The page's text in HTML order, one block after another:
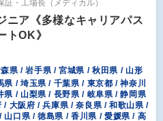
・工場長（メディカル）
ニア《多様なキャリアパス
OK》
県 / 岩手県 / 宮城県 / 秋田県 / 山形
/ 埼玉県 / 千葉県 / 東京都 / 神奈川
/ 山梨県 / 長野県 / 岐阜県 / 静岡県
大阪府 / 兵庫県 / 奈良県 / 和歌山県 /
口県 / 徳島県 / 香川県 / 愛媛県 / 高